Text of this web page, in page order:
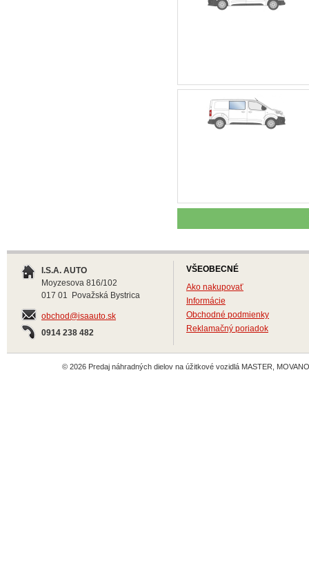
I.S.A. AUTO
Moyzesova 816/102
017 01 Považská Bystrica
obchod@isaauto.sk
0914 238 482
VŠEOBECNÉ
Ako nakupovať
Informácie
Obchodné podmienky
Reklamačný poriadok
© 2026 Predaj náhradných dielov na úžitkové vozidlá MASTER,